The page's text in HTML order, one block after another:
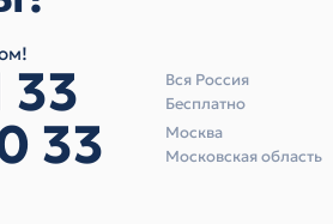
33
Вся Россия
Бесплатно
33
Москва
Московская область